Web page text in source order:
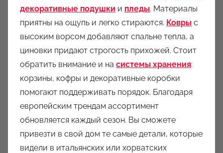
декоративные подушки и пледы. Материалы
приятны на ощупь и легко стираются. Ковры с
высоким ворсом добавляют спальне тепла, а
циновки придают строгость прихожей. Стоит
обратить внимание и на системы хранения:
корзины, кофры и декоративные коробки
помогают поддерживать порядок. Благодаря
европейским трендам ассортимент
обновляется каждый сезон. Вы сможете
привезти в свой дом те самые детали, которые
видели в итальянских или хорватских